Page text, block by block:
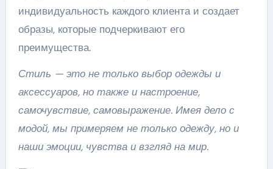
индивидуальность каждого клиента и создает
образы, которые подчеркивают его
преимущества.
Стиль — это не только выбор одежды и
аксессуаров, но также и настроение,
самочувствие, самовыражение. Имея дело с
модой, мы примеряем не только одежду, но и
наши эмоции, чувства и взгляд на мир.